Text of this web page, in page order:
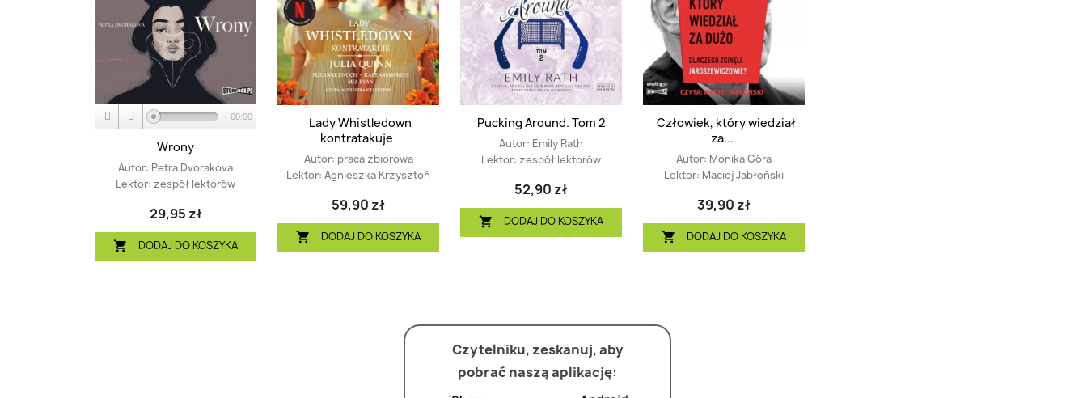
00:00
Wrony
Autor: Petra Dvorakova
Lektor: zespół lektorów
29,95 zł
 DODAJ DO KOSZYKA
Lady Whistledown
kontratakuje
Autor: praca zbiorowa
Lektor: Agnieszka Krzysztoń
59,90 zł
 DODAJ DO KOSZYKA
Pucking Around. Tom 2
Autor: Emily Rath
Lektor: zespół lektorów
52,90 zł
 DODAJ DO KOSZYKA
Człowiek, który wiedział
za...
Autor: Monika Góra
Lektor: Maciej Jabłoński
39,90 zł
 DODAJ DO KOSZYKA
Czytelniku, zeskanuj, aby
pobrać naszą aplikację: